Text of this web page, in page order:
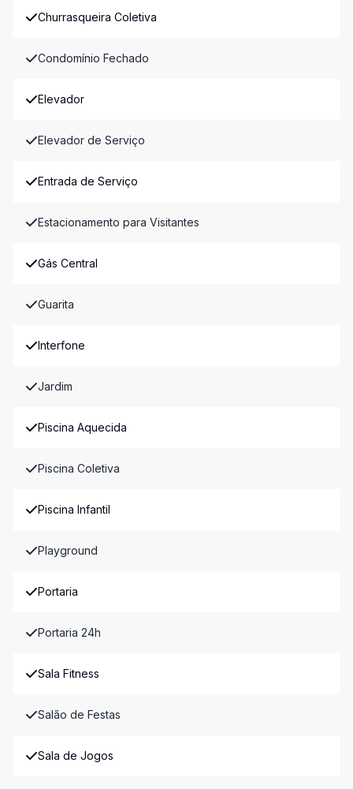
Churrasqueira Coletiva
Condomínio Fechado
Elevador
Elevador de Serviço
Entrada de Serviço
Estacionamento para Visitantes
Gás Central
Guarita
Interfone
Jardim
Piscina Aquecida
Piscina Coletiva
Piscina Infantil
Playground
Portaria
Portaria 24h
Sala Fitness
Salão de Festas
Sala de Jogos